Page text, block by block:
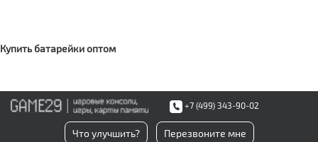
Купить батарейки оптом
+7 (499) 343-90-02
Что улучшить? Перезвоните мне